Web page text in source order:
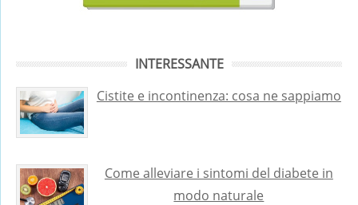
INTERESSANTE
Cistite e incontinenza: cosa ne sappiamo
Come alleviare i sintomi del diabete in
modo naturale